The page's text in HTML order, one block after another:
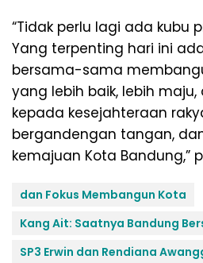
“Tidak perlu lagi ada kubu
Yang terpenting hari ini
bersama-sama
yang lebih baik, lebih
kepada kesejahteraan
bergandengan tangan,
kemajuan Kota Bandung,”
dan Fokus Membangun Kota
Kang Ait: Saatnya Bandung
SP3 Erwin dan Rendiana